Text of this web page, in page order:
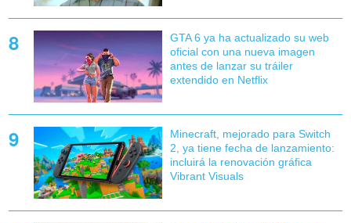
GTA 6 ya ha actualizado su web
oficial con una nueva imagen
antes de lanzar su tráiler
extendido en Netflix
Minecraft, mejorado para Switch
2, ya tiene fecha de lanzamiento:
incluirá la renovación gráfica
Vibrant Visuals